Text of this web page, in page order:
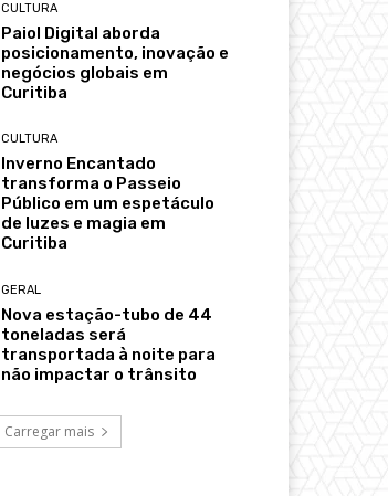
CULTURA
Paiol Digital aborda
posicionamento, inovação e
negócios globais em
Curitiba
CULTURA
Inverno Encantado
transforma o Passeio
Público em um espetáculo
de luzes e magia em
Curitiba
GERAL
Nova estação-tubo de 44
toneladas será
transportada à noite para
não impactar o trânsito
Carregar mais